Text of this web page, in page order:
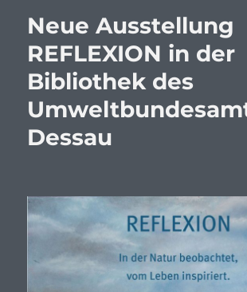
Neue Ausstellung
REFLEXION in der
Bibliothek des
Dessau